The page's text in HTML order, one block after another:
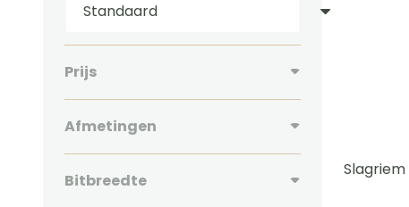
Prijs
Afmetingen
Bitbreedte